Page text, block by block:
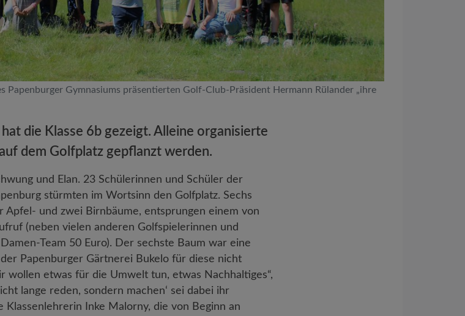
Papenburger Gymnasiums präsentierten Golf-Club-Präsident Hermann Rülander „ihre
die Klasse 6b gezeigt. Alleine organisierte
dem Golfplatz gepflanzt werden.
und Elan. 23 Schülerinnen und Schüler der
stürmten im Wortsinn den Golfplatz. Sechs
Apfel- und zwei Birnbäume, entsprungen einem von
(neben vielen anderen Golfspielerinnen und
Team 50 Euro). Der sechste Baum war eine
Papenburger Gärtnerei Bukelo für diese nicht
wollen etwas für die Umwelt tun, etwas Nachhaltiges“,
lange reden, sondern machen‘ sei dabei ihr
Klassenlehrerin Inke Malorny, die von Beginn an